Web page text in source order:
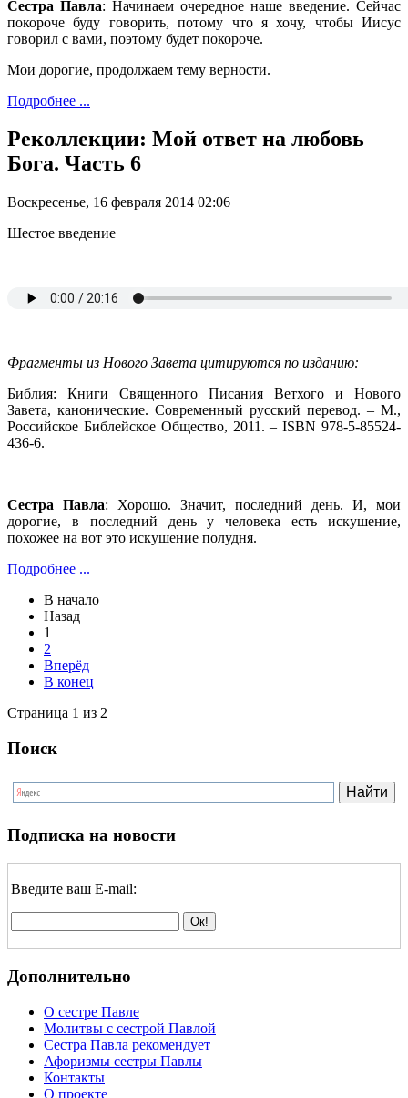
Сестра Павла: Начинаем очередное наше введение. Сейчас
покороче буду говорить, потому что я хочу, чтобы Иисус
говорил с вами, поэтому будет покороче.
Мои дорогие, продолжаем тему верности.
Подробнее ...
Реколлекции: Мой ответ на любовь
Бога. Часть 6
Воскресенье, 16 февраля 2014 02:06
Шестое введение
Фрагменты из Нового Завета цитируются по изданию:
Библия: Книги Священного Писания Ветхого и Нового
Завета, канонические. Современный русский перевод. – М.,
Российское Библейское Общество, 2011. – ISBN 978-5-85524-
436-6.
Сестра Павла: Хорошо. Значит, последний день. И, мои
дорогие, в последний день у человека есть искушение,
похожее на вот это искушение полудня.
Подробнее ...
В начало
Назад
1
2
Вперёд
В конец
Страница 1 из 2
Поиск
Подписка на новости
Введите ваш E-mail:
Дополнительно
О сестре Павле
Молитвы с сестрой Павлой
Сестра Павла рекомендует
Афоризмы сестры Павлы
Контакты
О проекте